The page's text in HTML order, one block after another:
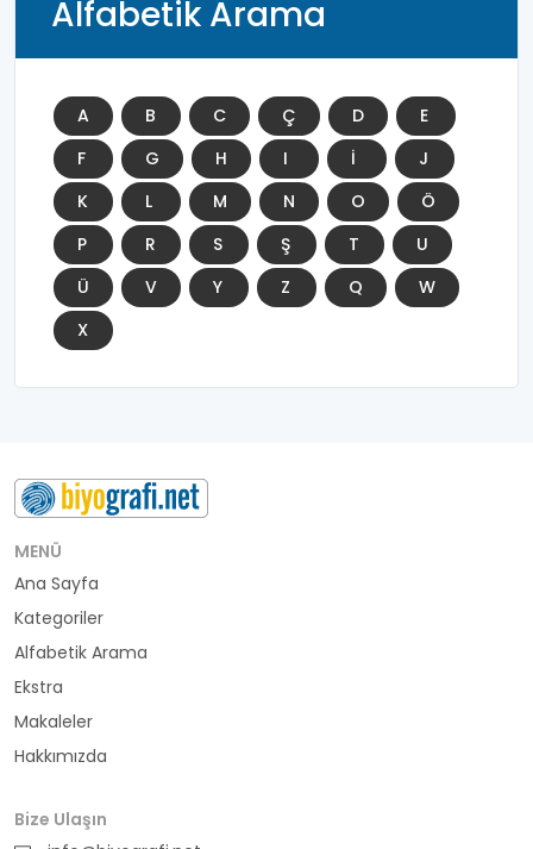
Alfabetik Arama
A B C Ç D
E
F
G H I İ
J
K
L M N O
Ö
P
R S Ş T
U
Ü
V Y Z Q
W
X
MENÜ
Ana Sayfa
Kategoriler
Alfabetik Arama
Ekstra
Makaleler
Hakkımızda
Bize Ulaşın